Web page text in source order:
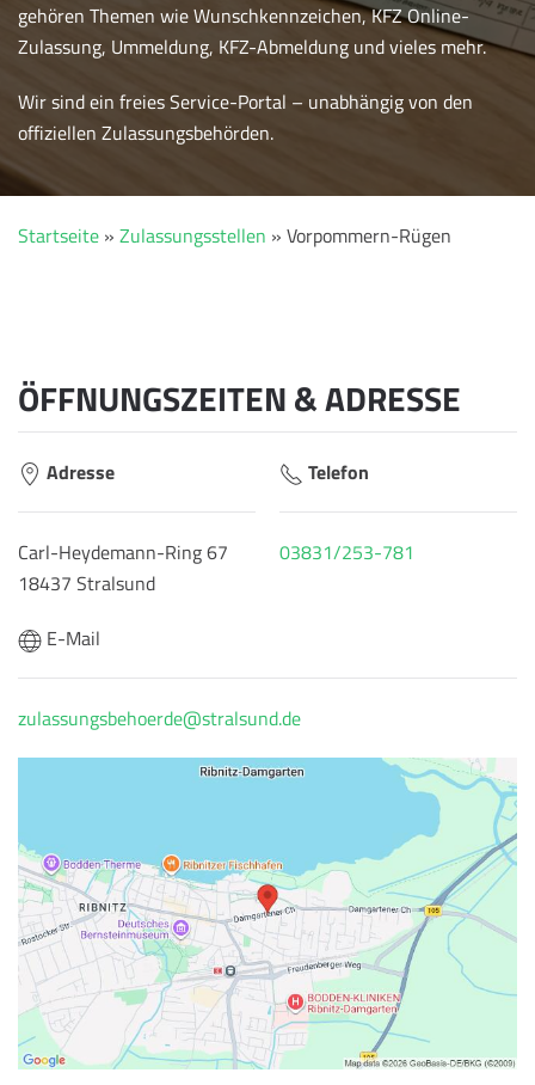
gehören Themen wie Wunschkennzeichen, KFZ Online-
Zulassung, Ummeldung, KFZ-Abmeldung und vieles mehr.
Wir sind ein freies Service-Portal – unabhängig von den
offiziellen Zulassungsbehörden.
Startseite » Zulassungsstellen » Vorpommern-Rügen
ÖFFNUNGSZEITEN & ADRESSE
Adresse
Carl-Heydemann-Ring 67
18437 Stralsund
Telefon
03831/253-781
E-Mail
zulassungsbehoerde@stralsund.de